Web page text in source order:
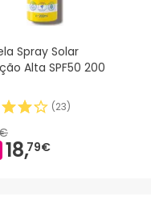
Spray Solar
Alta SPF50 200
(23)
18,79€